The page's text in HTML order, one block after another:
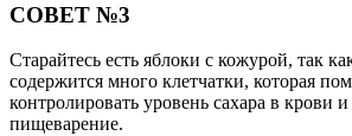
СОВЕТ №3
Старайтесь есть яблоки с кожурой, так
содержится много клетчатки, которая
контролировать уровень сахара в крови
пищеварение.